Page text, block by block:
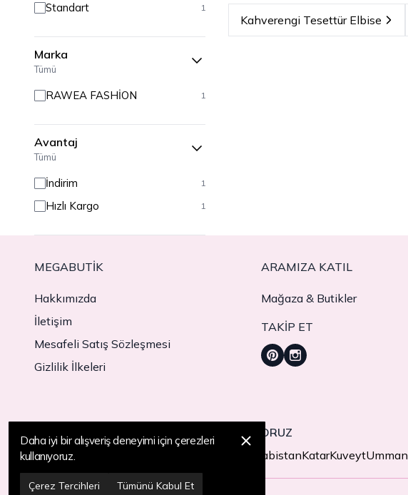
Standart 1
Marka
Tümü
RAWEA FASHİON 1
Avantaj
Tümü
İndirim 1
Hızlı Kargo 1
Kahverengi Tesettür Elbise
MEGABUTIK
Hakkımızda
İletişim
Mesafeli Satış Sözleşmesi
Gizlilik İlkeleri
ARAMIZA KATIL
Mağaza & Butikler
TAKIP ET
TÜRKİYE'DEN 11 ÜLKEYE TESLİMAT YAPIYORUZ
Türkiye
Suudi ArabistanKatarKuveytUmman
Daha iyi bir alışveriş deneyimi için çerezleri
kullanıyoruz.
Çerez Tercihleri Tümünü Kabul Et